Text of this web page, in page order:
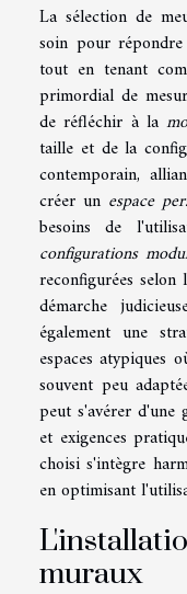
La sélection de
soin pour
tout en tenant
primordial de
de réfléchir à la
taille et de la
contemporain,
créer un espace
besoins de
configurations
reconfigurées
démarche
également une
espaces atypiques
souvent peu
peut s'avérer d'une
et exigences
choisi s'intègre
en optimisant
muraux